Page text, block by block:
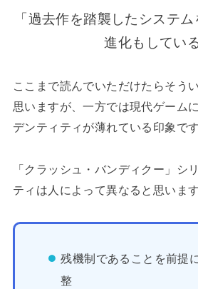
「過去作を踏襲したシステ
進化もしている
ここまで読んでいただけたらそう
思いますが、一方では現代ゲーム
デンティティが薄れている印象です
「クラッシュ・バンディクー」シ
ティは人によって異なると思いま
残機制であることを前提
整